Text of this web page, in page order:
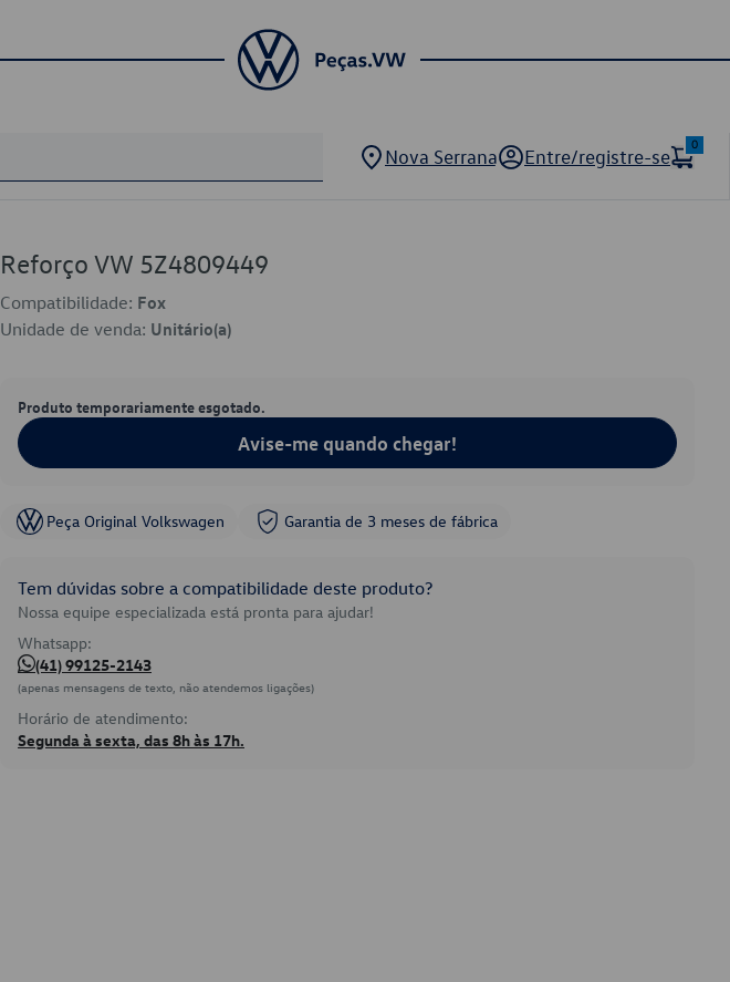
Nova Serrana Entre/registre-se
0
Reforço VW 5Z4809449
Compatibilidade: Fox
Unidade de venda: Unitário(a)
Produto temporariamente esgotado.
Avise-me quando chegar!
Peça Original Volkswagen Garantia de 3 meses de fábrica
Tem dúvidas sobre a compatibilidade deste produto?
Nossa equipe especializada está pronta para ajudar!
Whatsapp:
(41) 99125-2143
(apenas mensagens de texto, não atendemos ligações)
Horário de atendimento:
Segunda à sexta, das 8h às 17h.